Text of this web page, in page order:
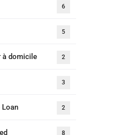
6
5
à domicile 2
3
Loan 2
8